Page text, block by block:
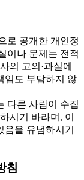
로 공개한 개인정
이나 문제는 전적
의 고의·과실에
임도 부담하지 않
다른 사람이 수집
시기 바라며, 이
을 유념하시기
침